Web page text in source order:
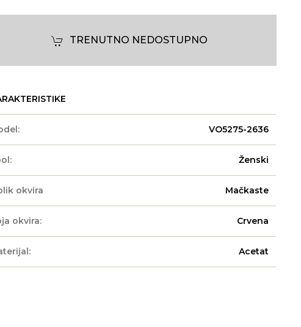
TRENUTNO NEDOSTUPNO
VO5275-2636
Ženski
okvira Mačkaste
okvira: Crvena
Acetat